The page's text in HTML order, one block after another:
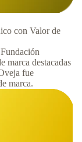
con Valor de
marca destacadas
fue
marca.